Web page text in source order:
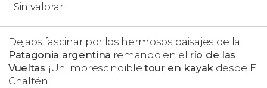
Sin valorar
Dejaos fascinar por los hermosos paisajes de la
Patagonia argentina remando en el río de las
Vueltas. ¡Un imprescindibletour en kayakdesde El
Chaltén!